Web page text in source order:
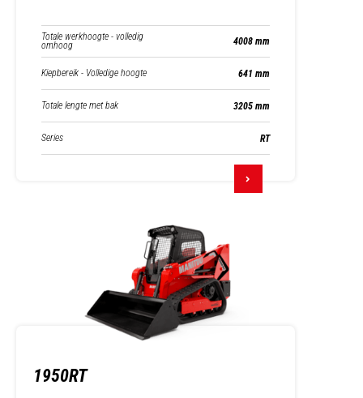
Totale werkhoogte - volledig
omhoog 4008 mm
Kiepbereik - Volledige hoogte 641 mm
Totale lengte met bak 3205 mm
Series RT
1950RT